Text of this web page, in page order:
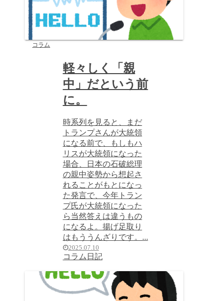
コラム
軽々しく「親
中」だという前
に。
時系列を見ると、まだ
トランプさんが大統領
になる前で、もしもハ
リスが大統領になった
場合、日本の石破総理
の親中姿勢から想起さ
れることがもとになっ
た発言で、今年トラン
プ氏が大統領になった
ら当然答えは違うもの
になるよ。揚げ足取り
はもううんざりです。...
2025.07.10
コラム 日記